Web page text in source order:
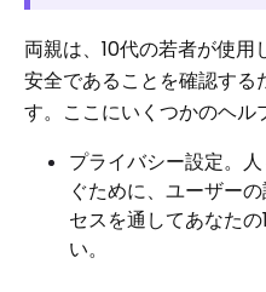
両親は、10代の若者が使
安全であることを確認する
す。ここにいくつかのヘル
プライバシー設定。
ぐために、ユーザー
セスを通してあなた
い。